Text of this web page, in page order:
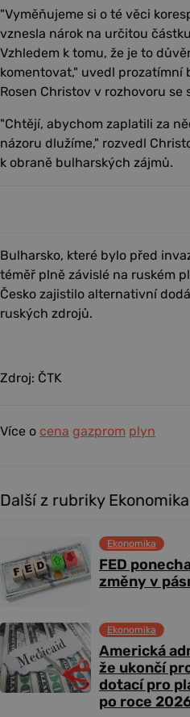
"Vyměňujeme si o té věci
vznesla nárok na určitou
Vzhledem k tomu, že je to
komentovat," uvedl
Rosen Christov v rozhovoru se
"Chtějí, abychom zaplatili za
názoru dlužíme," rozvedl
k obraně bulharských zájmů.
Bulharsko, které bylo před
téměř plně závislé na ruském
Česko zajistilo alternativní
ruských zdrojů.
Zdroj: ČTK
Více o cena gazprom plyn
Další z rubriky Ekonomika
FED
změny v
Ekonomika
Americká
že ukončí
dotací pro
po roce
Ekonomika